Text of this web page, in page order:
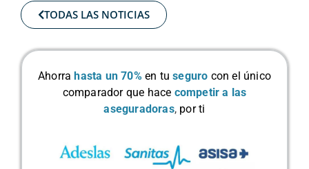
TODAS LAS NOTICIAS
Ahorra hasta un 70% en tuseguro con el único
comparador que hace competir a las
aseguradoras, por ti